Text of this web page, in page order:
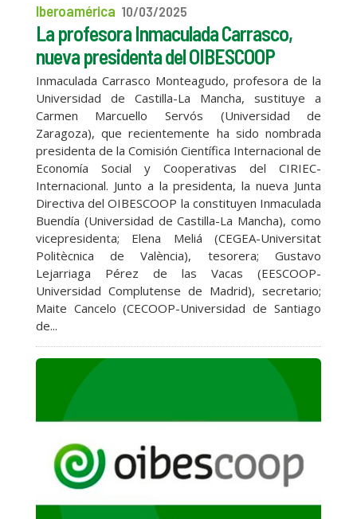
Iberoamérica 10/03/2025
La profesora Inmaculada Carrasco,
nueva presidenta del OIBESCOOP
Inmaculada Carrasco Monteagudo, profesora de la
Universidad de Castilla-La Mancha, sustituye a
Carmen Marcuello Servós (Universidad de
Zaragoza), que recientemente ha sido nombrada
presidenta de la Comisión Científica Internacional de
Economía Social y Cooperativas del CIRIEC-
Internacional. Junto a la presidenta, la nueva Junta
Directiva del OIBESCOOP la constituyen Inmaculada
Buendía (Universidad de Castilla-La Mancha), como
vicepresidenta; Elena Meliá (CEGEA-Universitat
Politècnica de València), tesorera; Gustavo
Lejarriaga Pérez de las Vacas (EESCOOP-
Universidad Complutense de Madrid), secretario;
Maite Cancelo (CECOOP-Universidad de Santiago
de...